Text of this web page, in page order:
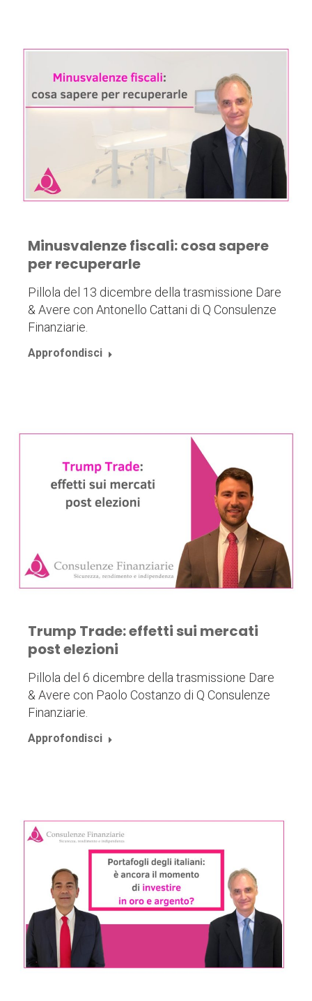
Minusvalenze fiscali: cosa sapere
per recuperarle
Pillola del 13 dicembre della trasmissione Dare
& Avere con Antonello Cattani di Q Consulenze
Finanziarie.
Approfondisci
Trump Trade: effetti sui mercati
post elezioni
Pillola del 6 dicembre della trasmissione Dare
& Avere con Paolo Costanzo di Q Consulenze
Finanziarie.
Approfondisci